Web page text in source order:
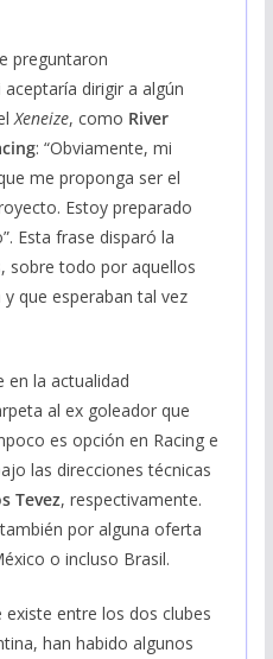
preguntaron
dirigir a algún
Xeneize, como River
: “Obviamente, mi
me proponga ser el
Estoy preparado
Esta frase disparó la
sobre todo por aquellos
que esperaban tal vez
en la actualidad
al ex goleador que
es opción en Racing e
las direcciones técnicas
Tevez, respectivamente.
por alguna oferta
o incluso Brasil.
existe entre los dos clubes
han habido algunos